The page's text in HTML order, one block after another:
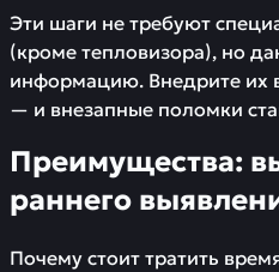
Эти шаги не требуют
(кроме тепловизора), но
информацию. Внедрите их
— и внезапные поломки
Преимущества:
раннего
Почему стоит тратить